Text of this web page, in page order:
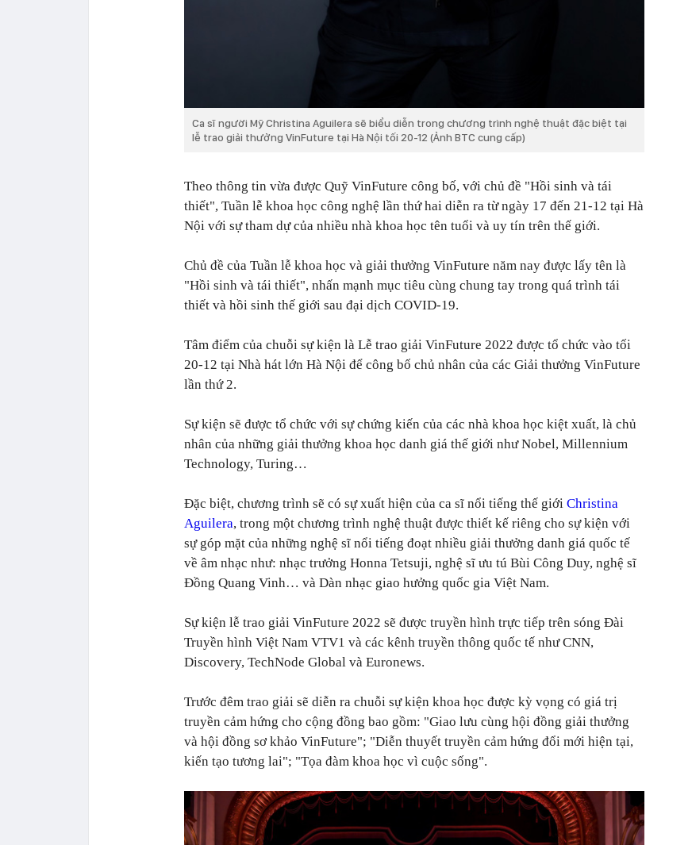
Ca sĩ người Mỹ Christina Aguilera sẽ biểu diễn trong chương trình nghệ thuật đặc biệt tại
lễ trao giải thưởng VinFuture tại Hà Nội tối 20-12 (Ảnh BTC cung cấp)
Theo thông tin vừa được Quỹ VinFuture công bố, với chủ đề "Hồi sinh và tái
thiết", Tuần lễ khoa học công nghệ lần thứ hai diễn ra từ ngày 17 đến 21-12 tại Hà
Nội với sự tham dự của nhiều nhà khoa học tên tuổi và uy tín trên thế giới.
Chủ đề của Tuần lễ khoa học và giải thưởng VinFuture năm nay được lấy tên là
"Hồi sinh và tái thiết", nhấn mạnh mục tiêu cùng chung tay trong quá trình tái
thiết và hồi sinh thế giới sau đại dịch COVID-19.
Tâm điểm của chuỗi sự kiện là Lễ trao giải VinFuture 2022 được tổ chức vào tối
20-12 tại Nhà hát lớn Hà Nội để công bố chủ nhân của các Giải thưởng VinFuture
lần thứ 2.
Sự kiện sẽ được tổ chức với sự chứng kiến của các nhà khoa học kiệt xuất, là chủ
nhân của những giải thưởng khoa học danh giá thế giới như Nobel, Millennium
Technology, Turing…
Đặc biệt, chương trình sẽ có sự xuất hiện của ca sĩ nổi tiếng thế giới Christina
Aguilera, trong một chương trình nghệ thuật được thiết kế riêng cho sự kiện với
sự góp mặt của những nghệ sĩ nổi tiếng đoạt nhiều giải thưởng danh giá quốc tế
về âm nhạc như: nhạc trưởng Honna Tetsuji, nghệ sĩ ưu tú Bùi Công Duy, nghệ sĩ
Đồng Quang Vinh… và Dàn nhạc giao hưởng quốc gia Việt Nam.
Sự kiện lễ trao giải VinFuture 2022 sẽ được truyền hình trực tiếp trên sóng Đài
Truyền hình Việt Nam VTV1 và các kênh truyền thông quốc tế như CNN,
Discovery, TechNode Global và Euronews.
Trước đêm trao giải sẽ diễn ra chuỗi sự kiện khoa học được kỳ vọng có giá trị
truyền cảm hứng cho cộng đồng bao gồm: "Giao lưu cùng hội đồng giải thưởng
và hội đồng sơ khảo VinFuture"; "Diễn thuyết truyền cảm hứng đổi mới hiện tại,
kiến tạo tương lai"; "Tọa đàm khoa học vì cuộc sống".